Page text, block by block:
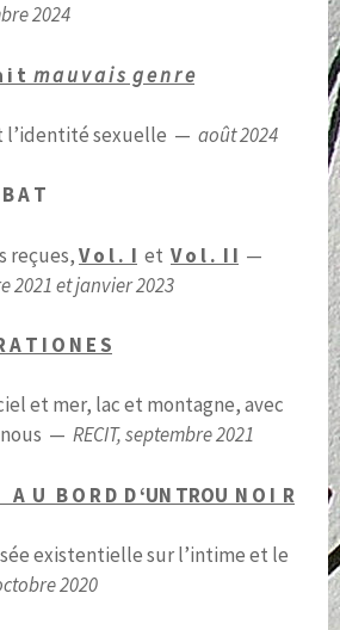
2024
i t m a u v a i s g e n r e
l’identité sexuelle — août 2024
A T
reçues,V o l . I et V o l . I I —
2021 et janvier 2023
A T I O N E S
et mer, lac et montagne, avec
— RECIT, septembre 2021
B O R D D ‘UN TROU N O I R
existentielle sur l’intime et le
2020